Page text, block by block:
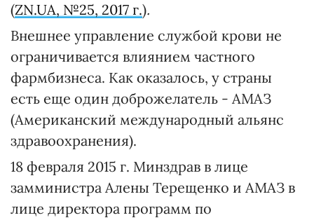
(ZN.UA, №25, 2017 г.).
Внешнее управление службой крови не
ограничивается влиянием частного
фармбизнеса. Как оказалось, у страны
есть еще один доброжелатель - АМАЗ
(Американский международный альянс
здравоохранения).
18 февраля 2015 г. Минздрав в лице
замминистра Алены Терещенко и АМАЗ в
лице директора программ по